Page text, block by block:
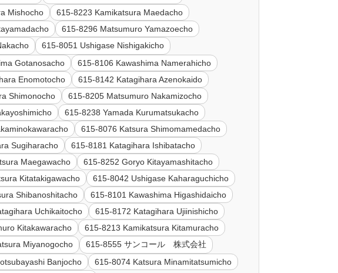
Mishocho
615-8223 Kamikatsura Maedacho
615-8296 Matsumuro Yamazoecho
615-8051 Ushigase Nishigakicho
Gotanosacho
615-8106 Kawashima Namerahicho
Enomotocho
615-8142 Katagihara Azenokaido
Shimonocho
615-8205 Matsumuro Nakamizocho
615-8238 Yamada Kurumatsukacho
615-8076 Katsura Shimomamedacho
Sugiharacho
615-8181 Katagihara Ishibatacho
Maegawacho
615-8252 Goryo Kitayamashitacho
Kitatakigawacho
615-8042 Ushigase Kaharaguchicho
Shibanoshitacho
615-8101 Kawashima Higashidaicho
Uchikaitocho
615-8172 Katagihara Ujiinishicho
Kitakawaracho
615-8213 Kamikatsura Kitamuracho
Miyanogocho
615-8555 サンコール 株式会社
Banjocho
615-8074 Katsura Minamitatsumicho